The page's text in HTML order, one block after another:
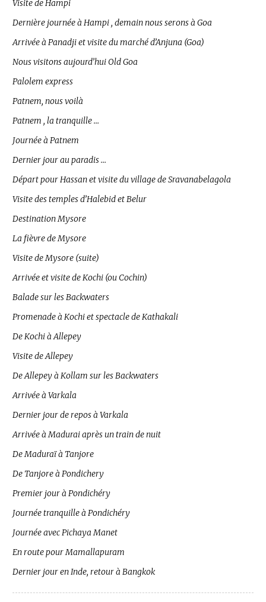
Visite de Hampi
Dernière journée à Hampi , demain nous serons à Goa
Arrivée à Panadji et visite du marché d’Anjuna (Goa)
Nous visitons aujourd’hui Old Goa
Palolem express
Patnem, nous voilà
Patnem , la tranquille …
Journée à Patnem
Dernier jour au paradis …
Départ pour Hassan et visite du village de Sravanabelagola
Visite des temples d’Halebid et Belur
Destination Mysore
La fièvre de Mysore
Visite de Mysore (suite)
Arrivée et visite de Kochi (ou Cochin)
Balade sur les Backwaters
Promenade à Kochi et spectacle de Kathakali
De Kochi à Allepey
Visite de Allepey
De Allepey à Kollam sur les Backwaters
Arrivée à Varkala
Dernier jour de repos à Varkala
Arrivée à Madurai après un train de nuit
De Maduraï à Tanjore
De Tanjore à Pondichery
Premier jour à Pondichéry
Journée tranquille à Pondichéry
Journée avec Pichaya Manet
En route pour Mamallapuram
Dernier jour en Inde, retour à Bangkok